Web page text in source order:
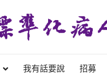
我有話要說 招募